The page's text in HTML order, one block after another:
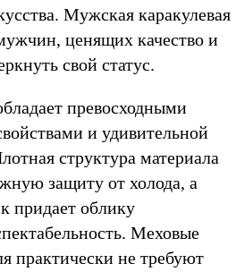
Мужская каракулевая
ценящих качество и
свой статус.
превосходными
и удивительной
структура материала
защиту от холода, а
придает облику
Меховые
практически не требуют